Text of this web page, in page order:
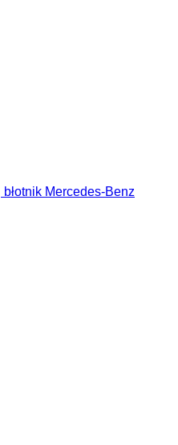
błotnik Mercedes-Benz